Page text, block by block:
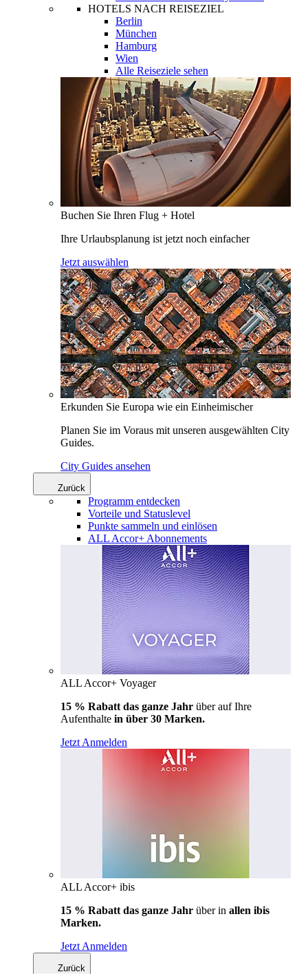
HOTELS NACH REISEZIEL
Berlin
München
Hamburg
Wien
Alle Reiseziele sehen
Buchen Sie Ihren Flug + Hotel
Ihre Urlaubsplanung ist jetzt noch einfacher
Jetzt auswählen
Erkunden Sie Europa wie ein Einheimischer
Planen Sie im Voraus mit unseren ausgewählten City
Guides.
City Guides ansehen
Zurück
Programm entdecken
Vorteile und Statuslevel
Punkte sammeln und einlösen
ALL Accor+ Abonnements
ALL Accor+ Voyager
15 % Rabatt das ganze Jahr über auf Ihre
Aufenthalte in über 30 Marken.
Jetzt Anmelden
ALL Accor+ ibis
15 % Rabatt das ganze Jahr über in allen ibis
Marken.
Jetzt Anmelden
Zurück